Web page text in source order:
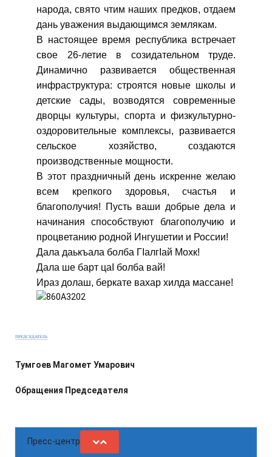
народа, свято чтим наших предков, отдаем
дань уважения выдающимся землякам.
В настоящее время республика встречает
свое 26-летие в созидательном труде.
Динамично развивается общественная
инфраструктура: строятся новые школы и
детские сады, возводятся современные
дворцы культуры, спорта и физкультурно-
оздоровительные комплексы, развивается
сельское хозяйство, создаются
производственные мощности.
В этот праздничный день искренне желаю
всем крепкого здоровья, счастья и
благополучия! Пусть ваши добрые дела и
начинания способствуют благополучию и
процветанию родной Ингушетии и России!
Дала даькъала болба ГIалгIай Мохк!
Дала ше барт цаI болба вай!
Ираз долаш, беркате вахар хилда массане!
ПРЕДСЕДАТЕЛЬ
Тумгоев Магомет Умарович
Обращения Председателя
Пресс-центр